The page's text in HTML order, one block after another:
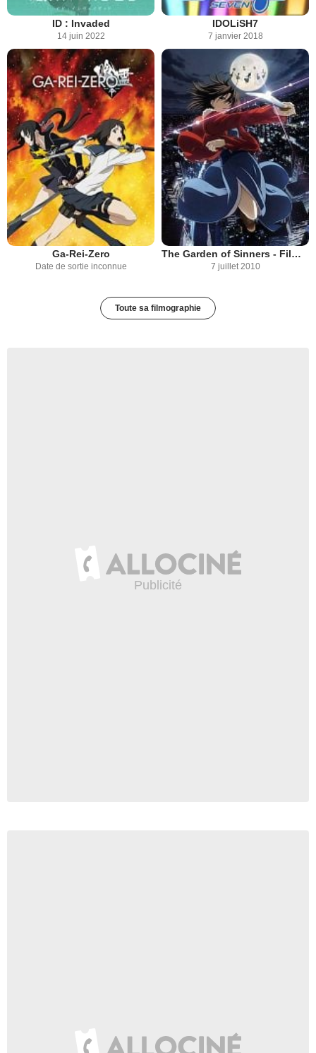
ID : Invaded
14 juin 2022
IDOLiSH7
7 janvier 2018
Ga-Rei-Zero
Date de sortie inconnue
The Garden of Sinners - Film 1 : Thanatos
7 juillet 2010
Toute sa filmographie